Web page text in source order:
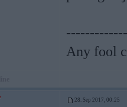
Any fool
28. Sep 2017, 00:25